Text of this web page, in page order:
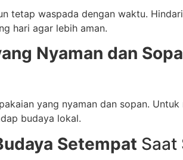
tetap waspada dengan waktu.
hari agar lebih aman.
Nyaman dan
yang nyaman dan sopan.
budaya lokal.
Setempat Saat